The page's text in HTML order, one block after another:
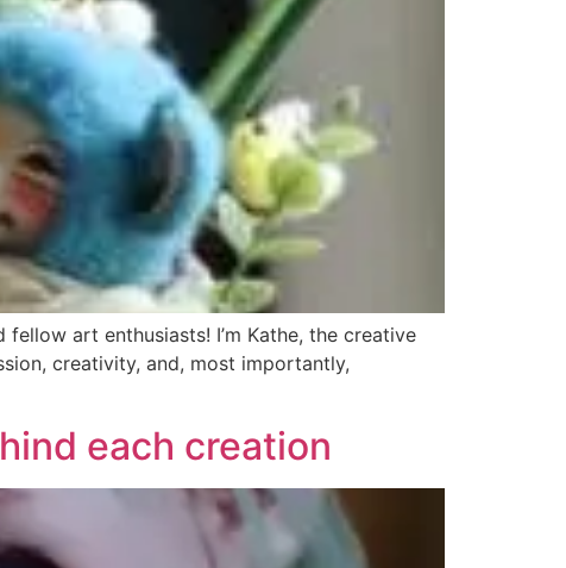
art enthusiasts! I’m Kathe, the creative
creativity, and, most importantly,
each creation